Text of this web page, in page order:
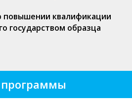
повышении квалификации
государством образца
программы